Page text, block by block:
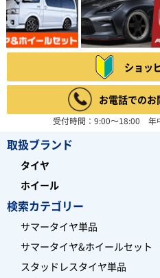
ショッ
お電話での
受付時間：9:00～18:00 年
取扱ブランド
タイヤ
ホイール
検索カテゴリー
サマータイヤ単品
サマータイヤ&ホイールセット
スタッドレスタイヤ単品